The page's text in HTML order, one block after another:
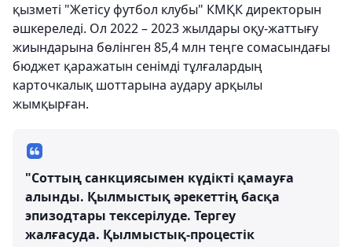
қызметі "Жетісу футбол клубы" КМҚК директорын
әшкереледі. Ол 2022 – 2023 жылдары оқу-жаттығу
жиындарына бөлінген 85,4 млн теңге сомасындағы
бюджет қаражатын сенімді тұлғалардың
карточкалық шоттарына аудару арқылы
жымқырған.
"Соттың санкциясымен күдікті қамауға
алынды. Қылмыстық әрекеттің басқа
эпизодтары тексерілуде. Тергеу
жалғасуда. Қылмыстық-процестік